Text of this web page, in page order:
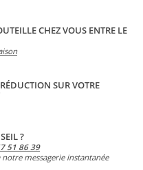
CHEZ VOUS ENTRE LE
SUR VOTRE
?
51 86 39
messagerie instantanée